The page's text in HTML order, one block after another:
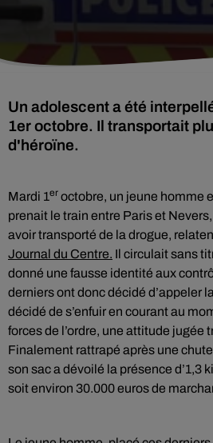
Un adolescent a été
1er octobre. Il transportait
d'héroïne.
Mardi 1er octobre, un jeune homme
prenait le train entre Paris et
avoir transporté de la drogue,
Journal du Centre. Il circulait sans
donné une fausse identité aux
derniers ont donc décidé d’appeler
décidé de s’enfuir en courant au
forces de l’ordre, une attitude jugée
Finalement rattrapé après une
son sac a dévoilé la présence d’1,3
soit environ 30.000 euros de